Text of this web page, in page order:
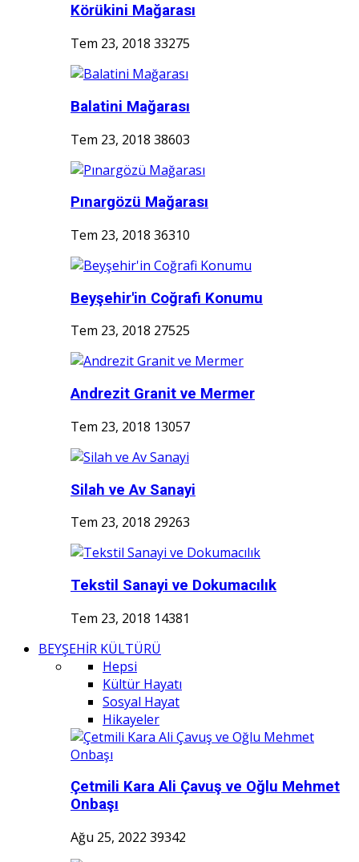
Körükini Mağarası
Tem 23, 2018 33275
Balatini Mağarası
Tem 23, 2018 38603
Pınargözü Mağarası
Tem 23, 2018 36310
Beyşehir'in Coğrafi Konumu
Tem 23, 2018 27525
Andrezit Granit ve Mermer
Tem 23, 2018 13057
Silah ve Av Sanayi
Tem 23, 2018 29263
Tekstil Sanayi ve Dokumacılık
Tem 23, 2018 14381
BEYŞEHİR KÜLTÜRÜ
Hepsi
Kültür Hayatı
Sosyal Hayat
Hikayeler
Çetmili Kara Ali Çavuş ve Oğlu Mehmet
Onbaşı
Ağu 25, 2022 39342